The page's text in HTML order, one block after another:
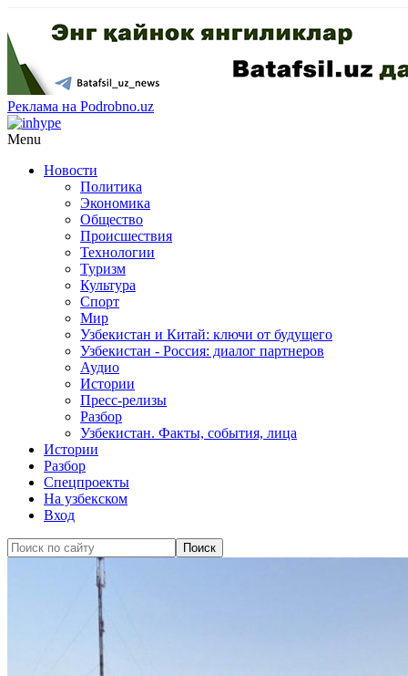
Реклама на Podrobno.uz
Menu
Новости
Политика
Экономика
Общество
Происшествия
Технологии
Туризм
Культура
Спорт
Мир
Узбекистан и Китай: ключи от будущего
Узбекистан - Россия: диалог партнеров
Аудио
Истории
Пресс-релизы
Разбор
Узбекистан. Факты, события, лица
Истории
Разбор
Спецпроекты
На узбекском
Вход